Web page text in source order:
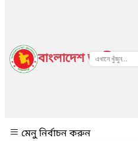
বাংলাদেশ জাতীয়
মেনু নির্বাচন করুন